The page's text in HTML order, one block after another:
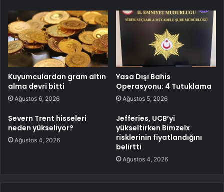
Kuyumculardan gram altın
alma devri bitti
Ağustos 6, 2026
Yasa Dışı Bahis
Operasyonu: 4 Tutuklama
Ağustos 5, 2026
Severn Trent hisseleri
neden yükseliyor?
Ağustos 4, 2026
Jefferies, UCB’yi
yükseltirken Bimzelx
risklerinin fiyatlandığını
belirtti
Ağustos 4, 2026